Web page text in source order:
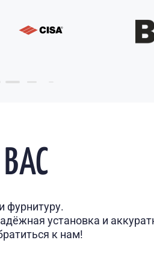
фурнитуру.
установка и
к нам!